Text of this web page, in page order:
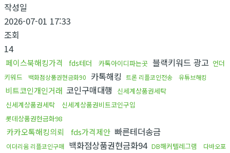
작성일
2026-07-01 17:33
조회
14
페이스북해킹가격 fds테더 카톡아이디파는곳 블랙키워드 광고 언더
키워드
백화점상품권현금화90 카톡해킹 트론 리플코인전송 유튜브해킹
비트코인개인거래 코인구매대행
신세계상품권세탁
신세계상품권세탁
신세계상품권비트코인구입
롯데상품권현금화98
카카오톡해킹의뢰 fds가격제안 빠른테더송금
이더리움 리플코인구매 백화점상품권현금화94 DB해커텔레그램
다바오포